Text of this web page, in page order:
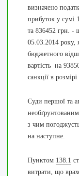
визначено
прибуток у сумі
та 836452 грн. -
05.03.2014
бюджетного
вартість на
санкції в
Суди першої та
з чим
на наступне.
Пунктом 138.1 ст.
витрати, що